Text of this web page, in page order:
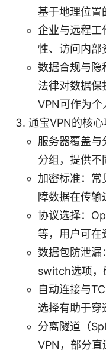
基于地理位置
企业与远程工
性、访问内部
数据合规与隐
法律对数据保
VPN可作为个
通宝VPN的核
服务器覆盖与
分组，提供不
加密标准：
障数据在传输
协议选择：
等，用户可在
数据包防泄漏
switch选项，
自动连接与
选择有助于穿
分离隧道（
VPN，部分直